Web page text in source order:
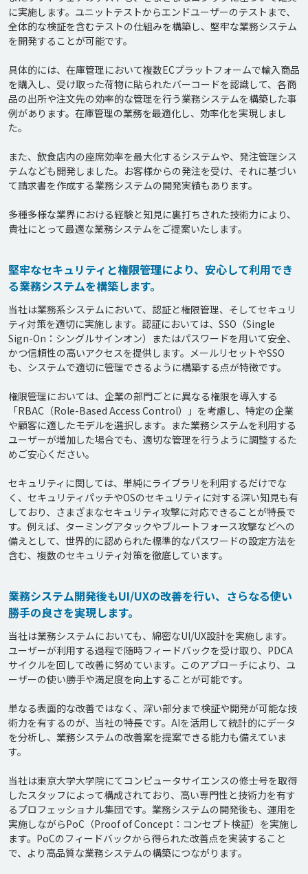
に実施します。ユニットテストからエンドユーザーのテストまで、
全体的な検証を含むテストの仕組みを構築し、堅牢な業務システム
を開発することが可能です。
具体的には、在庫管理において複数ECプラットフォームで輸入商品
を購入し、受け取った荷物に貼られたバーコードを認識して、各商
品の出所や注文先の効率的な管理を行う業務システムを構築した事
例があります。在庫管理の業務を最適化し、効率化を実現しまし
た。
また、飲食店内の座席効率を最大化するシステムや、発注管理シス
テムなども開発しました。お客様からの発注を受け、それに基づい
て請求書を作成する業務システムの開発実績もあります。
多種多様な業界における経験と知見に裏打ちされた技術力により、
堅牢なセキュリティと権限管理により、安心して利用でき
る業務システムを構築します。
当社は業務系システムにおいて、認証と権限管理、そしてセキュリ
ティ対策を適切に実施します。認証においては、SSO（Single
Sign-On：シングルサインオン）またはパスワードを用いて安全、
かつ信頼性の高いアクセスを提供します。メールリセットやSSO
も、システムで適切に管理できるように構築する点が特徴です。
権限管理においては、企業の部門ごとに異なる権限を導入する
「RBAC（Role-Based Access Control）」を考慮し、特定の企業
や顧客に適したモデルを選択します。また業務システムを利用する
ユーザーが増加した場合でも、適切な管理を行うように調整するた
めご安心ください。
セキュリティに関しては、単純にライブラリを利用するだけでな
く、セキュリティパッチやOSのセキュリティに対する深い知見も有
しており、さまざまなセキュリティ攻撃に対応できることが特長で
す。例えば、ターミングアタックやブルートフォース攻撃などへの
備えとして、世界的に認められた標準的なパスワードの設定方法を
業務システム開発後もUI/UXの改善を行い、さらなる使い
勝手の良さを実現します。
当社は業務システムにおいても、綿密なUI/UX設計を実施します。
ユーザーが利用する過程で随時フィードバックを受け取り、PDCA
サイクルを回して改善に努めています。このアプローチにより、ユ
ーザーの使い勝手や満足度を向上することが可能です。
単なる表面的な改善ではなく、深い部分まで検証や開発が可能な技
術力を有するのが、当社の特長です。AIを活用して統計的にデータ
を分析し、業務システムの改善案を提案できる能力も備えていま
す。
当社は東京大学大学院にてコンピュータサイエンスの修士号を取得
したスタッフによって構成されており、高い専門性と技術力を有す
るプロフェッショナル集団です。業務システムの開発後も、運用を
実施しながらPoC（Proof of Concept：コンセプト検証）を実施し
ます。PoCのフィードバックから得られた改善点を実装すること
で、より高品質な業務システムの構築につながります。